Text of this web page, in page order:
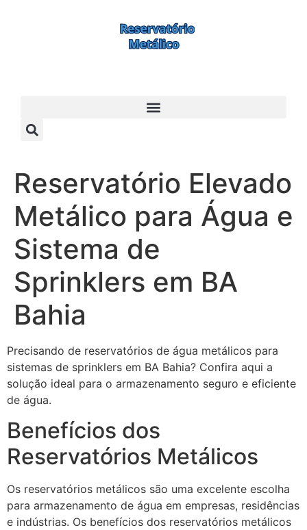
Reservatório Elevado
Metálico para Água e
Sistema de
Sprinklers em BA
Bahia
Precisando de reservatórios de água metálicos para
sistemas de sprinklers em BA Bahia? Confira aqui a
solução ideal para o armazenamento seguro e eficiente
de água.
Benefícios dos
Reservatórios Metálicos
Os reservatórios metálicos são uma excelente escolha
para armazenamento de água em empresas, residências
e indústrias. Os benefícios dos reservatórios metálicos